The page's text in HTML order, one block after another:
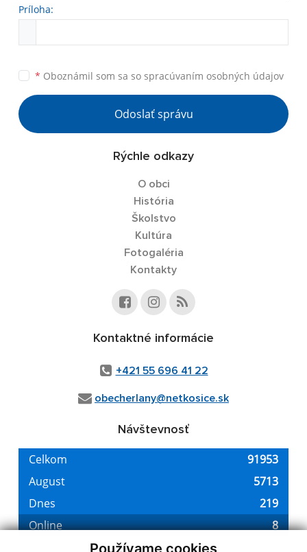
Používame cookies
Príloha:
* Oboznámil som sa so spracúvaním osobných údajov
Odoslať správu
Rýchle odkazy
O obci
História
Školstvo
Kultúra
Fotogaléria
Kontakty
Kontaktné informácie
+421 55 696 41 22
obecherlany@netkosice.sk
Návštevnosť